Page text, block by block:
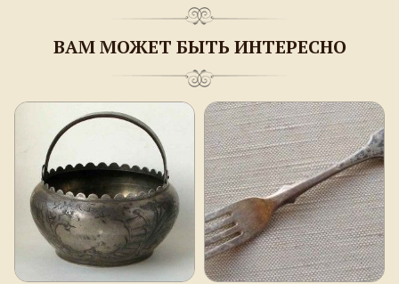
ВАМ МОЖЕТ БЫТЬ ИНТЕРЕСНО